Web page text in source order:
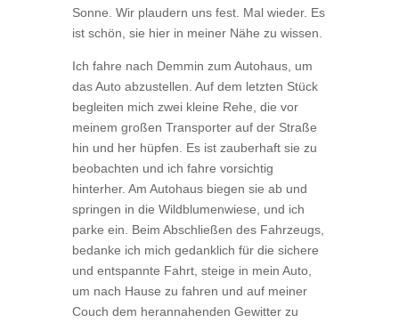
Sonne. Wir plaudern uns fest. Mal wieder. Es
ist schön, sie hier in meiner Nähe zu wissen.
Ich fahre nach Demmin zum Autohaus, um
das Auto abzustellen. Auf dem letzten Stück
begleiten mich zwei kleine Rehe, die vor
meinem großen Transporter auf der Straße
hin und her hüpfen. Es ist zauberhaft sie zu
beobachten und ich fahre vorsichtig
hinterher. Am Autohaus biegen sie ab und
springen in die Wildblumenwiese, und ich
parke ein. Beim Abschließen des Fahrzeugs,
bedanke ich mich gedanklich für die sichere
und entspannte Fahrt, steige in mein Auto,
um nach Hause zu fahren und auf meiner
Couch dem herannahenden Gewitter zu